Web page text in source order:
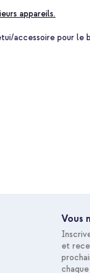
appareils.
accessoire pour le
Vous
et